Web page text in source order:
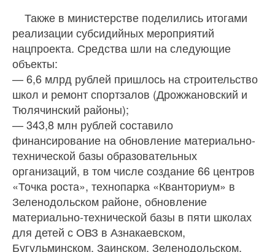
Также в министерстве поделились итогами
реализации субсидийных мероприятий
нацпроекта. Средства шли на следующие
объекты:
— 6,6 млрд рублей пришлось на строительство
школ и ремонт спортзалов (Дрожжановский и
Тюлячинский районы);
— 343,8 млн рублей составило
финансирование на обновление материально-
технической базы образовательных
организаций, в том числе создание 66 центров
«Точка роста», технопарка «Кванториум» в
Зеленодольском районе, обновление
материально-технической базы в пяти школах
для детей с ОВЗ в Азнакаевском,
Бугульминском, Заинском, Зеленодольском,